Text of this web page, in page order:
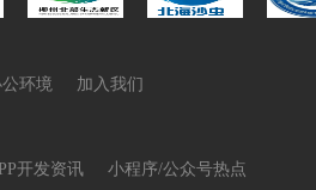
公环境 加入我们
开发资讯 小程序/公众号热点